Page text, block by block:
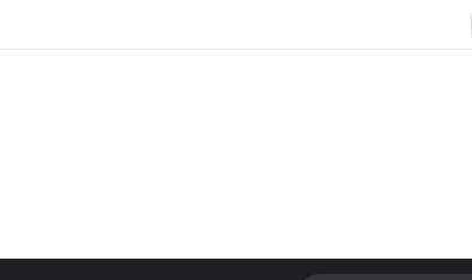
फर्जी ऑनलाइन पेमेंट दिखाकर ठगी करने वाला युवक गिरफ्तार